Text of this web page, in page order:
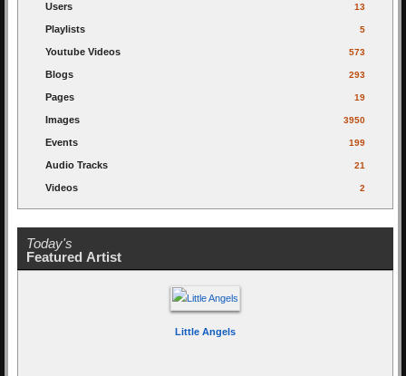
Users 13
Playlists 5
Youtube Videos 573
Blogs 293
Pages 19
Images 3950
Events 199
Audio Tracks 21
Videos 2
Today's
Featured Artist
Little Angels